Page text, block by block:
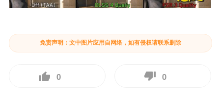
免责声明：文中图片应用自网络，如有侵权请联系删除
0 0